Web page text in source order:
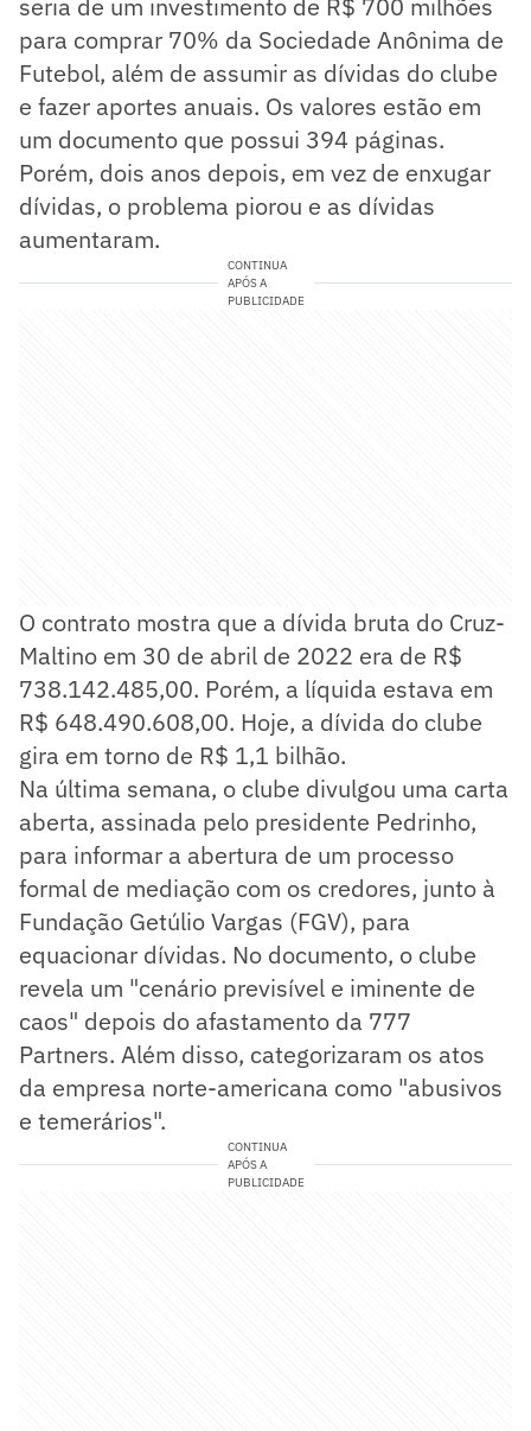
para comprar 70% da Sociedade Anônima de
Futebol, além de assumir as dívidas do clube
e fazer aportes anuais. Os valores estão em
um documento que possui 394 páginas.
Porém, dois anos depois, em vez de enxugar
dívidas, o problema piorou e as dívidas
aumentaram.
CONTINUA
APÓS A
PUBLICIDADE
O contrato mostra que a dívida bruta do Cruz-
Maltino em 30 de abril de 2022 era de R$
738.142.485,00. Porém, a líquida estava em
R$ 648.490.608,00. Hoje, a dívida do clube
gira em torno de R$ 1,1 bilhão.
Na última semana, o clube divulgou uma carta
aberta, assinada pelo presidente Pedrinho,
para informar a abertura de um processo
formal de mediação com os credores, junto à
Fundação Getúlio Vargas (FGV), para
equacionar dívidas. No documento, o clube
revela um "cenário previsível e iminente de
caos" depois do afastamento da 777
Partners. Além disso, categorizaram os atos
da empresa norte-americana como "abusivos
e temerários".
CONTINUA
APÓS A
PUBLICIDADE